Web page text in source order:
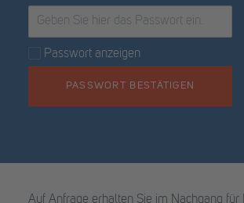
Passwort anzeigen
PASSWORT BESTÄTIGEN
Auf Anfrage erhalten Sie im Nachgang für